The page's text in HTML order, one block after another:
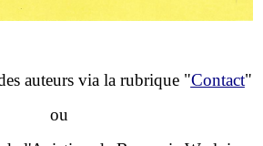
auteurs via la rubrique "Contact"
ou